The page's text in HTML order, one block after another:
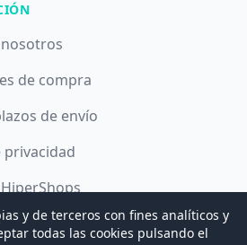
de compra
de envío
privacidad
cookies
y de terceros con fines analíticos y
todas las cookies pulsando el